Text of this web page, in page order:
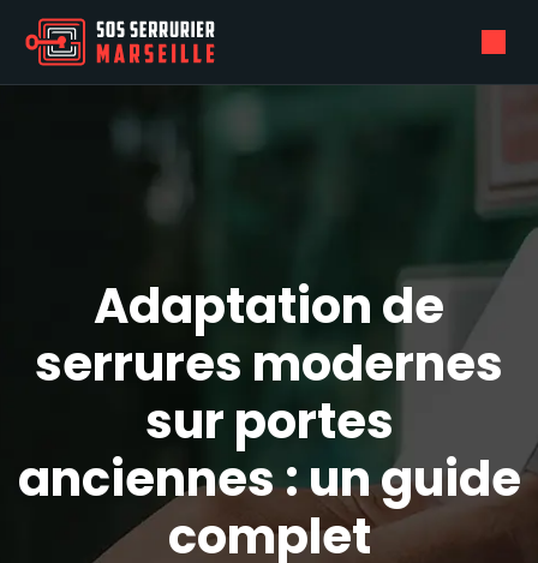
Adaptation de
serrures modernes
sur portes
anciennes : un guide
complet